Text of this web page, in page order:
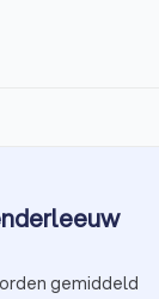
gemiddeld